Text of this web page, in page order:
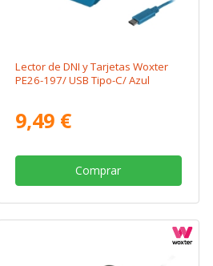
Lector de DNI y Tarjetas Woxter
PE26-197/ USB Tipo-C/ Azul
9,49 €
Comprar